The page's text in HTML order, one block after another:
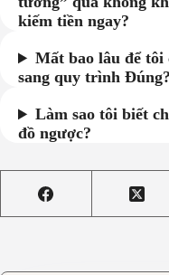
kiếm tiền ngay?
Mất bao lâu để
sang quy trình Đúng?
Làm sao tôi biết
đồ ngược?